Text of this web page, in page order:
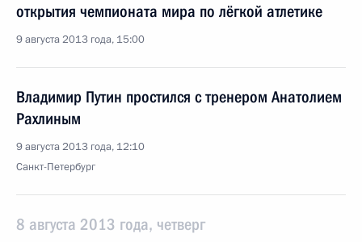
открытия чемпионата мира по лёгкой атлетике
9 августа 2013 года, 15:00
Владимир Путин простился с тренером Анатолием
Рахлиным
9 августа 2013 года, 12:10
Санкт-Петербург
8 августа 2013 года, четверг